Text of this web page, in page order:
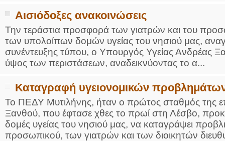
Αισιόδοξες ανακοινώσεις
Την τεράστια προσφορά των γιατρών και του
των υπολοίπων δομών υγείας του νησιού μας,
συνέντευξης τύπου, ο Υπουργός Υγείας Ανδρέας
ύψος των περιστάσεων, αναδεικνύοντας το α...
Καταγραφή υγειονομικών
Το ΠΕΔΥ Μυτιλήνης, ήταν ο πρώτος σταθμός της
Ξανθού, που έφτασε χθες το πρωί στη Λέσβο,
δομές υγείας του νησιού μας, να καταγράψει
προσωπικού, των γιατρών και των διοικητών